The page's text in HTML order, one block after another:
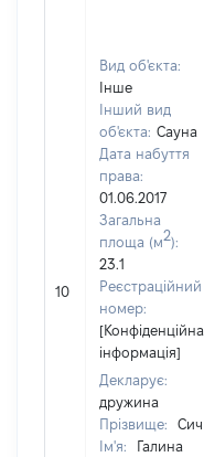
10
Вид об'єкта:
Інше
Інший вид
об'єкта: Сауна
Дата набуття
права:
01.06.2017
Загальна
площа (м2):
23.1
Реєстраційний
номер:
[Конфіденційна
інформація]
Декларує:
дружина
Прізвище:
Сич
Ім'я:
Галина